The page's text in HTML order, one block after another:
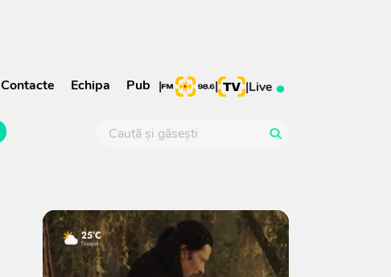
Contacte Echipa Pub | | |Live